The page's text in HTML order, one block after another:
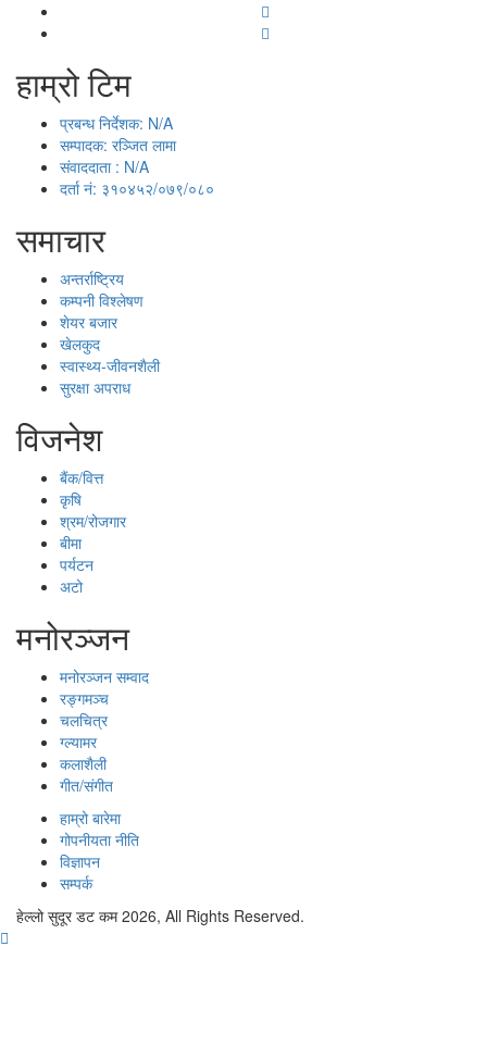
हाम्रो टिम
प्रबन्ध निर्देशक: N/A
सम्पादक: रञ्जित लामा
संवाददाता : N/A
दर्ता नं: ३१०४५२/०७९/०८०
समाचार
अन्तर्राष्ट्रिय
कम्पनी विश्लेषण
शेयर बजार
खेलकुद
स्वास्थ्य-जीवनशैली
सुरक्षा अपराध
विजनेश
बैंक/वित्त
कृषि
श्रम/रोजगार
बीमा
पर्यटन
अटो
मनोरञ्जन
मनोरञ्जन सम्वाद
रङ्गमञ्च
चलचित्र
ग्ल्यामर
कलाशैली
गीत/संगीत
हाम्रो बारेमा
गोपनीयता नीति
विज्ञापन
सम्पर्क
हेल्लो सुदूर डट कम 2026, All Rights Reserved.